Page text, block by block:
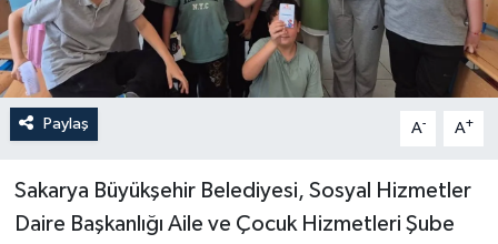
Paylaş A- A+
Sakarya Büyükşehir Belediyesi, Sosyal Hizmetler
Daire Başkanlığı Aile ve Çocuk Hizmetleri Şube